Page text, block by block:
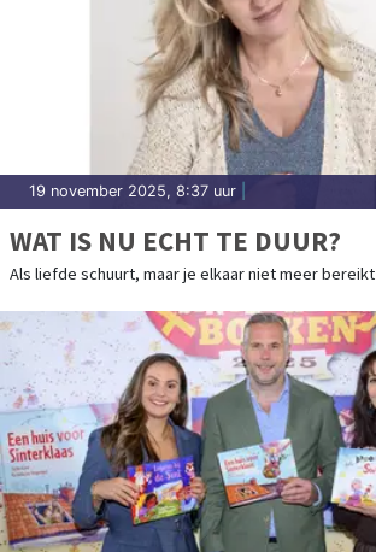
19 november 2025, 8:37 uur
WAT IS NU ECHT TE DUUR?
Als liefde schuurt, maar je elkaar niet meer bereikt